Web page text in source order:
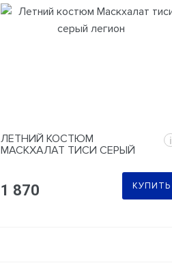
ЛЕТНИЙ КОСТЮМ
МАСКХАЛАТ ТИСИ СЕРЫЙ
i
1 870 КУПИТЬ